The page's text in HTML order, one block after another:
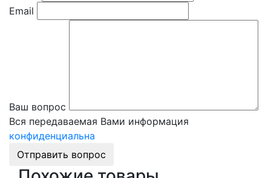
Email
Ваш вопрос
Вся передаваемая Вами информация
конфиденциальна
Отправить вопрос